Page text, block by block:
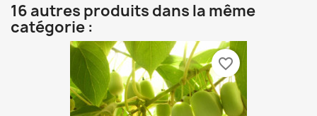
16 autres produits dans la même
catégorie :
favorite_border